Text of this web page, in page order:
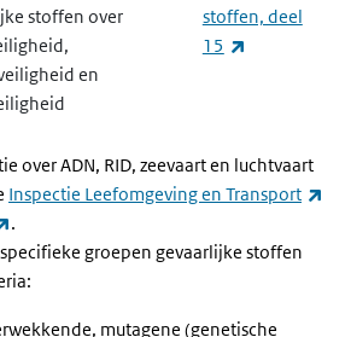
stoffen over
en
stoffen, deel
15
over ADN, RID, zeevaart en luchtvaart
Inspectie Leefomgeving en Transport
.
groepen gevaarlijke stoffen
mutagene (genetische